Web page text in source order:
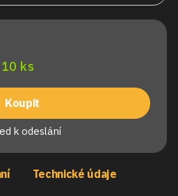
ks
Koupit
k odeslání
Technické údaje